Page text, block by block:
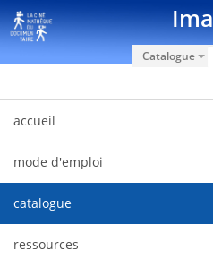
Saut au contenu
Catalogue
accueil
mode d'emploi
catalogue
ressources